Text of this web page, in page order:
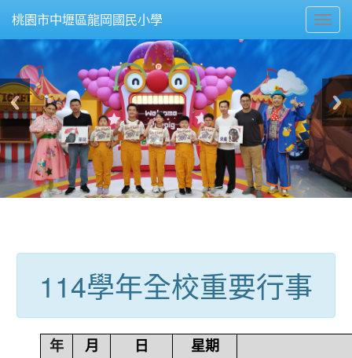
桃園市中壢區龍岡國民小學
114學年全校重要行事
年 月 日
星期